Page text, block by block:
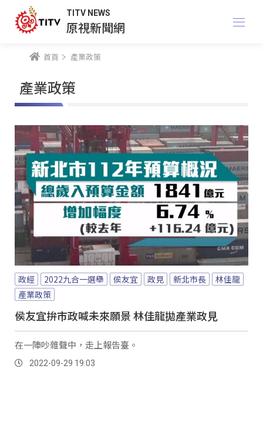
TITV NEWS
原視新聞網
首頁 產業政策
產業政策
政經 2022九合一選舉 侯友宜 政見 新北市長
林佳龍
產業政策
侯友宜拚市政喊未來願景 林佳龍拋產業政見
在一陣吵雜聲中，走上報告臺。
2022-09-29 19:03